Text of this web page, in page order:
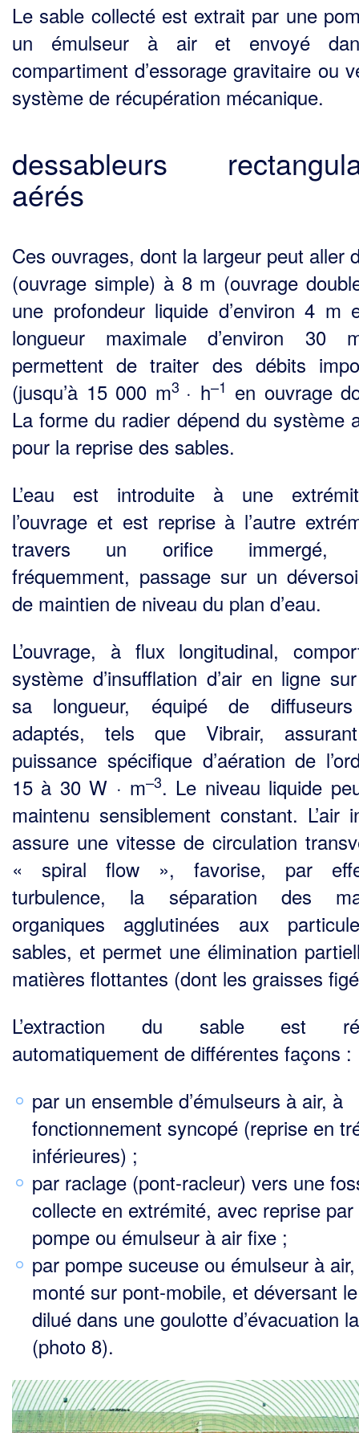
Le sable collecté est extrait par une
un émulseur à air et envoyé
compartiment d’esso­rage gravitaire ou
système de récupération mécanique.
dessableurs
aérés
Ces ouvrages, dont la largeur peut aller
(ouvrage simple) à 8 m (ouvrage
une profon­deur liquide d’environ 4 m
longueur maximale d’environ 30
permettent de traiter des débits
(jusqu’à 15 000 m3 · h–1 en ouvrage
La forme du radier dépend du système
pour la reprise des sables.
L’eau est introduite à une
l’ouvrage et est reprise à l’autre
travers un orifice immergé,
fréquemment, passage sur un
de maintien de niveau du plan d’eau.
L’ouvrage, à flux longitudinal,
système d’insufflation d’air en ligne
sa longueur, équipé de diffuseurs
adaptés, tels que Vibrair,
puissance spécifique d’aération de
15 à 30 W · m–3. Le niveau liquide
maintenu sensiblement constant. L’air
assure une vitesse de circulation
« spiral flow », favorise, par
turbulence, la séparation des
organiques agglutinées aux
sables, et permet une élimination
matières flot­tantes (dont les graisses
L’extraction du sable est
automatiquement de différentes façons :
par un ensemble d’émulseurs à air, à
fonctionnement syncopé (reprise en
inférieures) ;
par raclage (pont-racleur) vers une
collecte en extrémité, avec reprise par
pompe ou émulseur à air fixe ;
par pompe suceuse ou émulseur à air,
monté sur pont-mobile, et déversant
dilué dans une gou­lotte d’évacuation
(photo 8).